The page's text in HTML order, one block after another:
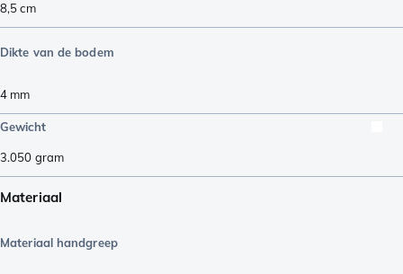
8,5cm
Dikte van de bodem
4 mm
Gewicht
3.050 gram
Materiaal
Materiaal handgreep